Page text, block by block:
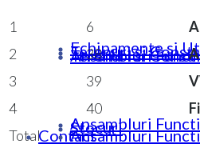
Ansambluri
Contact
Terenuri si
Ansambluri
Terenuri si
Ansambluri
Echipamente si
Stocuri
1
6
2
38
3
39
4
40
Total